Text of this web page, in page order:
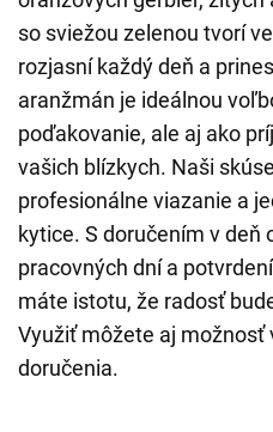
so sviežou zelenou tvorí
rozjasní každý deň a
aranžmán je ideálnou
poďakovanie, ale aj ako
vašich blízkych. Naši
profesionálne viazanie a
kytice. S doručením v deň
pracovných dní a
máte istotu, že radosť
Využiť môžete aj možnosť
doručenia.